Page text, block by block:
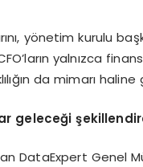
yönetim kurulu
yalnızca
da mimarı haline
geleceği
DataExpert Genel